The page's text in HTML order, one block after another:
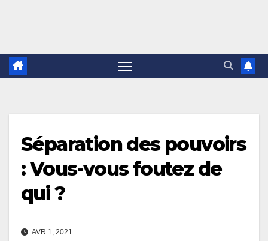
Séparation des pouvoirs
: Vous-vous foutez de
qui ?
AVR 1, 2021